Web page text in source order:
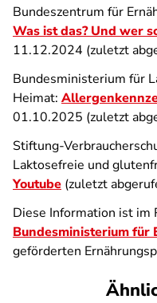
Bundeszentrum für
Was ist das? Und wer
11.12.2024 (zuletzt
Bundesministerium für
Heimat:
01.10.2025 (zuletzt
Stiftung-
Laktosefreie und
Youtube (zuletzt
Diese Information ist im
Bundesministerium
geförderten